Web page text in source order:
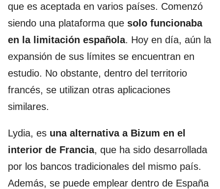
que es aceptada en varios países. Comenzó
siendo una plataforma que solo funcionaba
en la limitación española. Hoy en día, aún la
expansión de sus límites se encuentran en
estudio. No obstante, dentro del territorio
francés, se utilizan otras aplicaciones
similares.
Lydia, es una alternativa a Bizum en el
interior de Francia, que ha sido desarrollada
por los bancos tradicionales del mismo país.
Además, se puede emplear dentro de España